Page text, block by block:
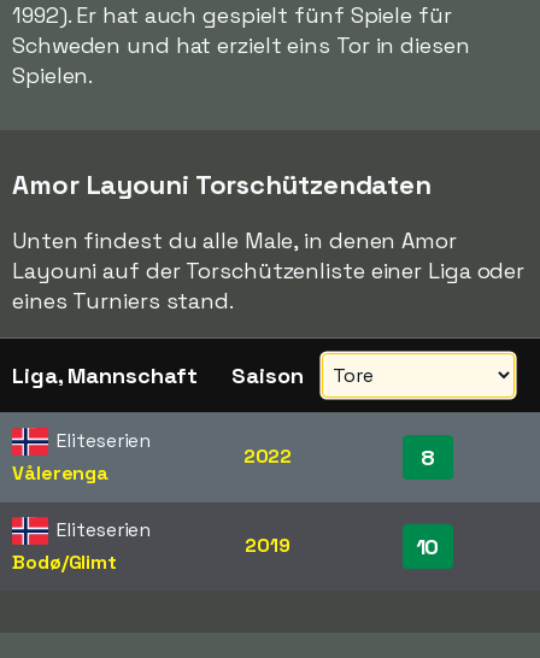
1992). Er hat auch gespielt fünf Spiele für
Schweden und hat erzielt eins Tor in diesen
Spielen.
Amor Layouni Torschützendaten
Unten findest du alle Male, in denen Amor
Layouni auf der Torschützenliste einer Liga oder
eines Turniers stand.
Liga, Mannschaft Saison
Eliteserien
Vålerenga
2022 8
Eliteserien
Bodø/Glimt
2019 10